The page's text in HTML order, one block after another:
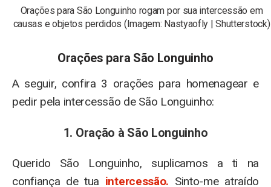
Orações para São Longuinho rogam por sua intercessão em
causas e objetos perdidos (Imagem: Nastyaofly | Shutterstock)
Orações para São Longuinho
A seguir, confira 3 orações para homenagear e
pedir pela intercessão de São Longuinho:
1. Oração à São Longuinho
Querido São Longuinho, suplicamos a ti na
confiança de tua intercessão. Sinto-me atraído